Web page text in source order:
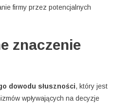
firmy przez potencjalnych
znaczenie
dowodu słuszności, który jest
wpływających na decyzje